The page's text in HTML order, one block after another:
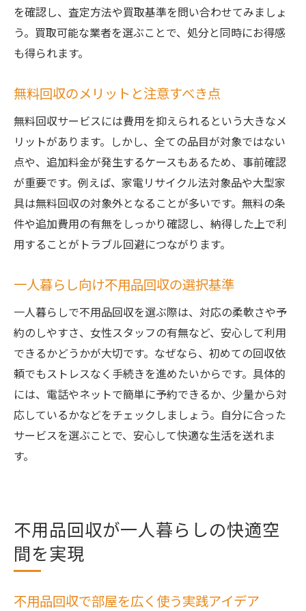
を確認し、査定方法や買取基準を問い合わせてみましょ
う。買取可能な業者を選ぶことで、処分と同時にお得感
も得られます。
無料回収のメリットと注意すべき点
無料回収サービスには費用を抑えられるという大きなメ
リットがあります。しかし、全ての品目が対象ではない
点や、追加料金が発生するケースもあるため、事前確認
が重要です。例えば、家電リサイクル法対象品や大型家
具は無料回収の対象外となることが多いです。無料の条
件や追加費用の有無をしっかり確認し、納得した上で利
用することがトラブル回避につながります。
一人暮らし向け不用品回収の選択基準
一人暮らしで不用品回収を選ぶ際は、対応の柔軟さや予
約のしやすさ、女性スタッフの有無など、安心して利用
できるかどうかが大切です。なぜなら、初めての回収依
頼でもストレスなく手続きを進めたいからです。具体的
には、電話やネットで簡単に予約できるか、少量から対
応しているかなどをチェックしましょう。自分に合った
サービスを選ぶことで、安心して快適な生活を送れま
す。
不用品回収が一人暮らしの快適空
間を実現
不用品回収で部屋を広く使う実践アイデア